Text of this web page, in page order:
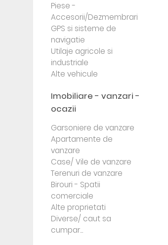
Piese -
Accesorii/Dezmembrari
GPS si sisteme de
navigatie
Utilaje agricole si
industriale
Alte vehicule
Imobiliare - vanzari -
ocazii
Garsoniere de vanzare
Apartamente de
vanzare
Case/ Vile de vanzare
Terenuri de vanzare
Birouri - Spatii
comerciale
Alte proprietati
Diverse/ caut sa
cumpar...